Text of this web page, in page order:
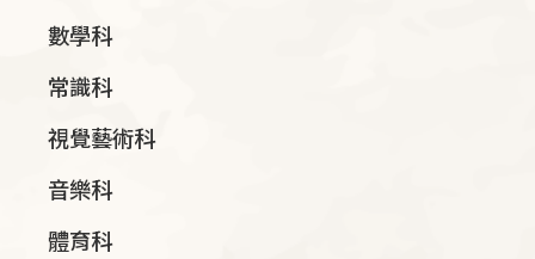
數學科
常識科
視覺藝術科
音樂科
體育科